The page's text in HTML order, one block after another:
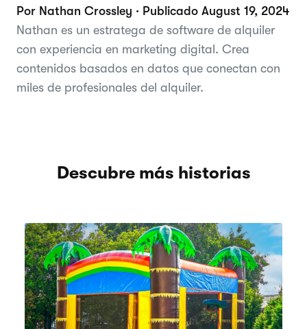
Por Nathan Crossley · Publicado August 19, 2024
Nathan es un estratega de software de alquiler
con experiencia en marketing digital. Crea
contenidos basados en datos que conectan con
miles de profesionales del alquiler.
Descubre más historias